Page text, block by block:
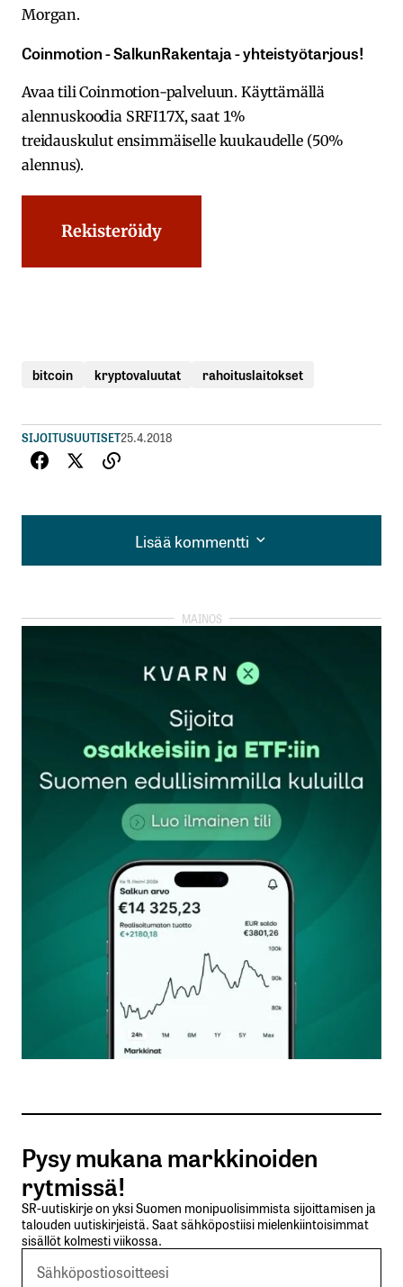
Morgan.
Coinmotion​ ​-​ ​SalkunRakentaja ​-​ ​yhteistyötarjous!
Avaa​ ​tili​ ​Coinmotion-palveluun.​ ​Käyttämällä​ ​
alennuskoodia​ ​SRFI17X,​ ​saat​ ​1%
treidauskulut​ ​ensimmäiselle​ ​kuukaudelle​ ​(50%​ ​
alennus).
Rekisteröidy
bitcoin kryptovaluutat rahoituslaitokset
SIJOITUSUUTISET25.4.2018
Lisää kommentti
Lisää kommentti
kirjautua
rekisteröityä
Sähköpostiosoitettasi ei julkaista.Pakolliset
kentät on merkitty*
Kommentti*
Nimesi tai nimimerkkisi
Sähköpostiosoitteesi
Tilaa SalkunRakentajan uutiskirje
Lähetä kommentti
Pysy mukana markkinoiden
rytmissä!
SR-uutiskirje on yksi Suomen monipuolisimmista sijoittamisen ja
talouden uutiskirjeistä. Saat sähköpostiisi mielenkiintoisimmat
sisällöt kolmesti viikossa.